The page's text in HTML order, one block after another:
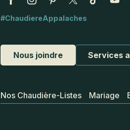
#ChaudiereAppalaches
Nous joindre Services
Nos Chaudière-Listes Mariage